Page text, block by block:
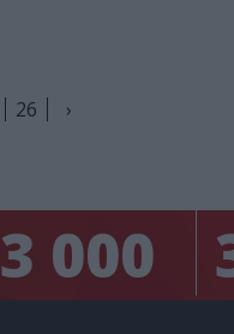
26 ›
3 000